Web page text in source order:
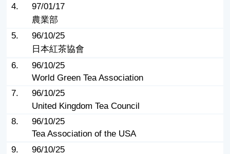
4.
97/01/17
農業部
5.
96/10/25
日本紅茶協會
6.
96/10/25
World Green Tea Association
7.
96/10/25
United Kingdom Tea Council
8.
96/10/25
Tea Association of the USA
9.
96/10/25